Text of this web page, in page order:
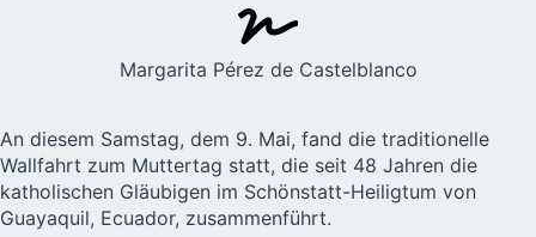
Margarita Pérez de Castelblanco
An diesem Samstag, dem 9. Mai, fand die traditionelle
Wallfahrt zum Muttertag statt, die seit 48 Jahren die
katholischen Gläubigen im Schönstatt-Heiligtum von
Guayaquil, Ecuador, zusammenführt.